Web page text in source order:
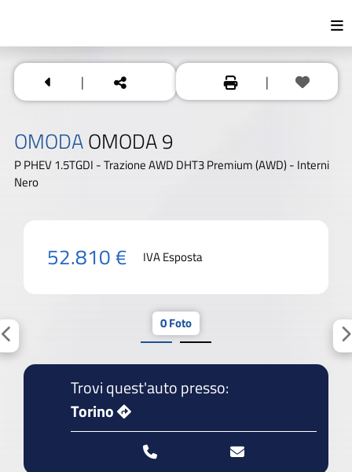
| |
OMODAOMODA 9
P PHEV 1.5TGDI - Trazione AWD DHT3 Premium (AWD) - Interni
Nero
52.810 € IVA Esposta
0 Foto
Trovi quest'auto presso:
Torino